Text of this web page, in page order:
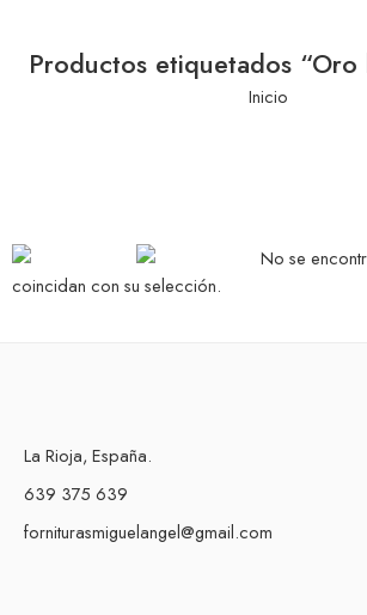
Productos etiquetados “Oro
Inicio
No se
coincidan con su selección.
La Rioja, España.
639 375 639
forniturasmiguelangel@gmail.com